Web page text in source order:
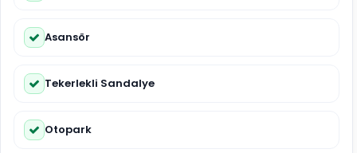
Asansör
Tekerlekli Sandalye
Otopark